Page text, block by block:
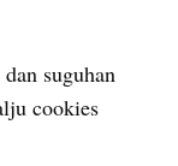
suguhan
cookies